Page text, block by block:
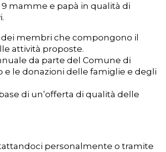
mamme e papà in qualità di
dei membri che compongono il
attività proposte.
da parte del Comune di
e le donazioni delle famiglie e degli
di un’offerta di qualità delle
personalmente o tramite